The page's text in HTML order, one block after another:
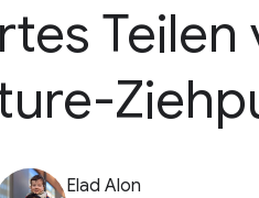
Teilen
Elad Alon